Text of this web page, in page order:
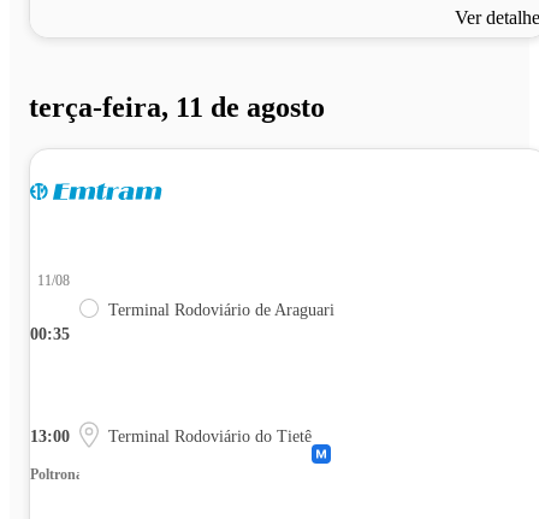
Ver
terça-feira, 11 de agosto
00:35
11/08
Terminal Rodoviário de Araguari
13:00 Terminal Rodoviário do Tietê
Poltrona